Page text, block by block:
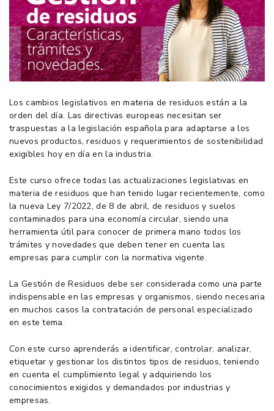
Los cambios legislativos en materia de residuos están a la
orden del día. Las directivas europeas necesitan ser
traspuestas a la legislación española para adaptarse a los
nuevos productos, residuos y requerimientos de sostenibilidad
exigibles hoy en día en la industria.
Este curso ofrece todas las actualizaciones legislativas en
materia de residuos que han tenido lugar recientemente, como
la nueva Ley 7/2022, de 8 de abril, de residuos y suelos
contaminados para una economía circular, siendo una
herramienta útil para conocer de primera mano todos los
trámites y novedades que deben tener en cuenta las
empresas para cumplir con la normativa vigente.
La Gestión de Residuos debe ser considerada como una parte
indispensable en las empresas y organismos, siendo necesaria
en muchos casos la contratación de personal especializado
en este tema.
Con este curso aprenderás a identificar, controlar, analizar,
etiquetar y gestionar los distintos tipos de residuos, teniendo
en cuenta el cumplimiento legal y adquiriendo los
conocimientos exigidos y demandados por industrias y
empresas.